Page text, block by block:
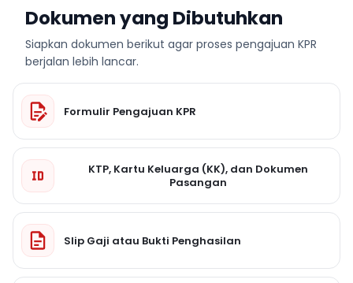
Dokumen yang Dibutuhkan
Siapkan dokumen berikut agar proses pengajuan KPR
berjalan lebih lancar.
Formulir Pengajuan KPR
KTP, Kartu Keluarga (KK), dan Dokumen
Pasangan
Slip Gaji atau Bukti Penghasilan